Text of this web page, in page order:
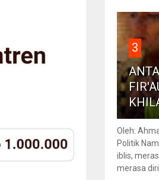
3
Oleh:
Politik
iblis,
merasa diri